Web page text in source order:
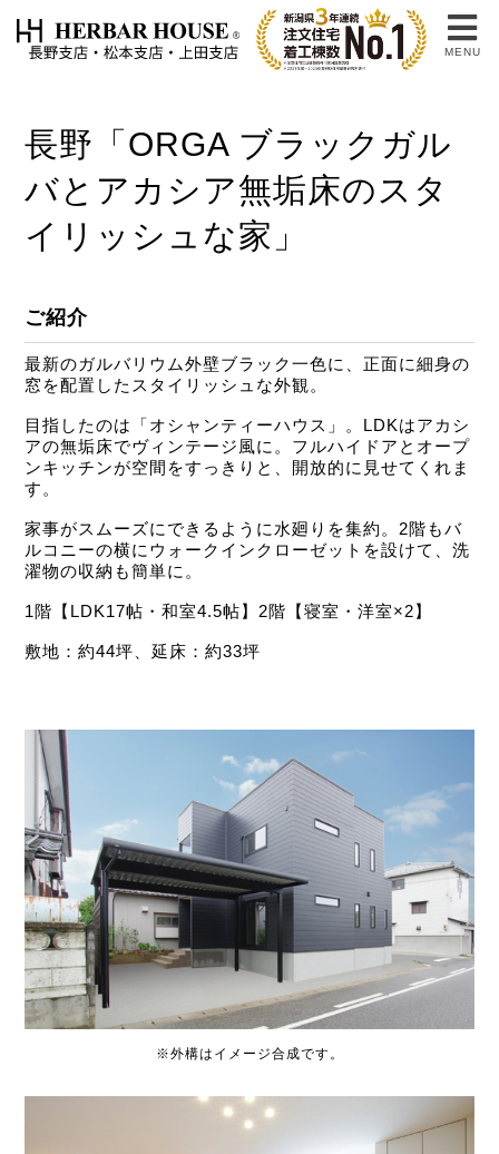
MENU
長野「ORGA ブラックガル
バとアカシア無垢床のスタ
イリッシュな家」
ご紹介
最新のガルバリウム外壁ブラック一色に、正面に細身の
窓を配置したスタイリッシュな外観。
目指したのは「オシャンティーハウス」。LDKはアカシ
アの無垢床でヴィンテージ風に。フルハイドアとオープ
ンキッチンが空間をすっきりと、開放的に見せてくれま
す。
家事がスムーズにできるように水廻りを集約。2階もバ
ルコニーの横にウォークインクローゼットを設けて、洗
濯物の収納も簡単に。
1階【LDK17帖・和室4.5帖】2階【寝室・洋室×2】
敷地：約44坪、延床：約33坪
※外構はイメージ合成です。